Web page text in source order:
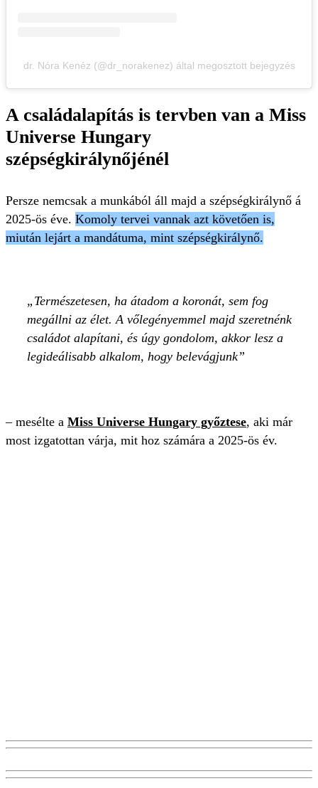
dr. Nóra Kenéz (@dr_norakenez) által megosztott bejegyzés
A családalapítás is tervben van a Miss
Universe Hungary
szépségkirálynőjénél
Persze nemcsak a munkából áll majd a szépségkirálynő á
2025-ös éve. Komoly tervei vannak azt követően is,
miután lejárt a mandátuma, mint szépségkirálynő.
Természetesen, ha átadom a koronát, sem fog
megállni az élet. A vőlegényemmel majd szeretnénk
családot alapítani, és úgy gondolom, akkor lesz a
legideálisabb alkalom, hogy belevágjunk
– mesélte a Miss Universe Hungary győztese, aki már
most izgatottan várja, mit hoz számára a 2025-ös év.